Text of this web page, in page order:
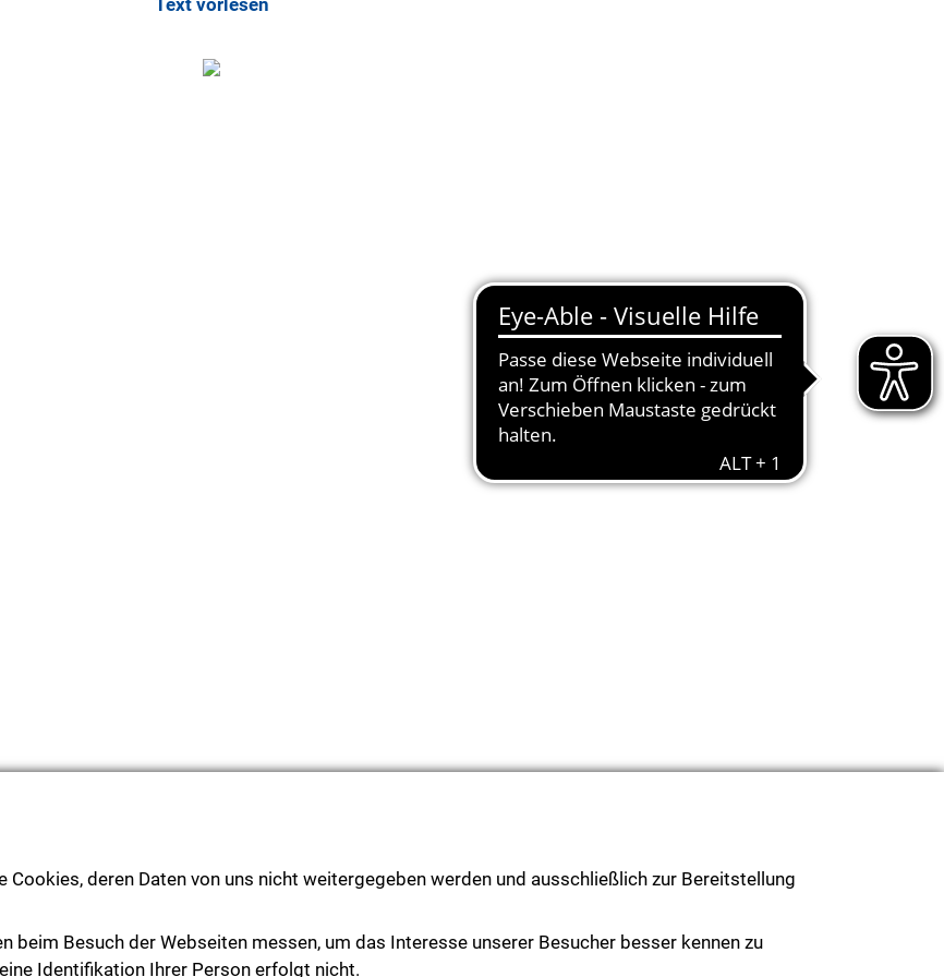
Text vorlesen
deren Daten von uns nicht weitergegeben werden und ausschließlich zur Bereitstellung
beim Besuch der Webseiten messen, um das Interesse unserer Besucher besser kennen zu
Identifikation Ihrer Person erfolgt nicht.